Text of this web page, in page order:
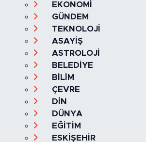
EKONOMİ
GÜNDEM
TEKNOLOJİ
ASAYİŞ
ASTROLOJİ
BELEDİYE
BİLİM
ÇEVRE
DİN
DÜNYA
EĞİTİM
ESKİŞEHİR